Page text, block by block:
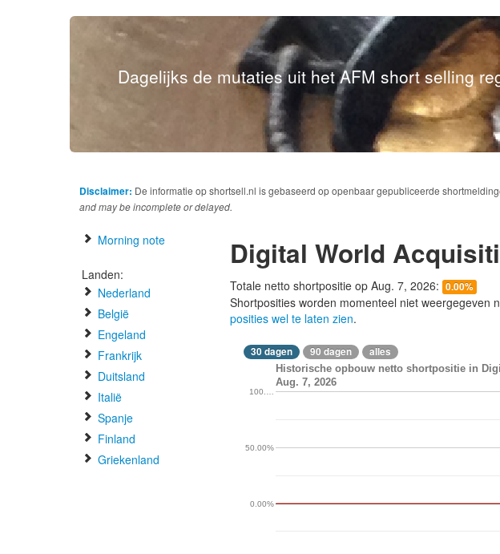
Dagelijks de mutaties uit het AFM short selling
Disclaimer: De informatie op shortsell.nl is gebaseerd op openbaar gepubliceerde
and may be incomplete or delayed.
Morning note
Landen:
Nederland
België
Engeland
Frankrijk
Duitsland
Italië
Spanje
Finland
Griekenland
Digital World
Totale netto shortpositie op Aug. 7, 2026: 0.00%
Shortposities worden momenteel niet weergegeven
posities wel te laten zien.
30 dagen 90 dagen alles
Historische opbouw netto shortpositie in
Aug. 7, 2026
0.00%
50.00%
100.…